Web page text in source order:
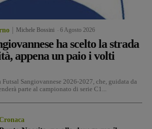
Michele Bossini 6 Agosto 2026
ha scelto la strada
appena un paio i volti
Sangiovannese 2026-2027, che, guidata da
parte al campionato di serie C1...